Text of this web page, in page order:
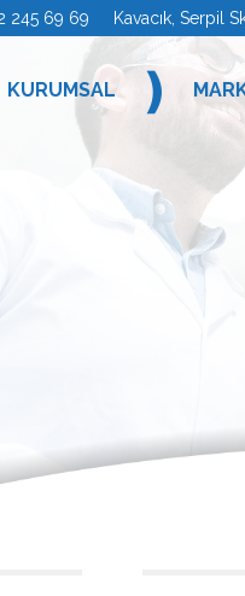
69 69 Kavacık, Serpil
KURUMSAL ❫